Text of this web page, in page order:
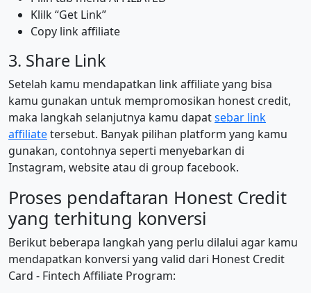
Klilk “Get Link”
Copy link affiliate
3. Share Link
Setelah kamu mendapatkan link affiliate yang bisa
kamu gunakan untuk mempromosikan honest credit,
maka langkah selanjutnya kamu dapatsebar link
affiliatetersebut. Banyak pilihan platform yang kamu
gunakan, contohnya seperti menyebarkan di
Instagram, website atau di group facebook.
Proses pendaftaran Honest Credit
yang terhitung konversi
Berikut beberapa langkah yang perlu dilalui agar kamu
mendapatkan konversi yang valid dari Honest Credit
Card - Fintech Affiliate Program: